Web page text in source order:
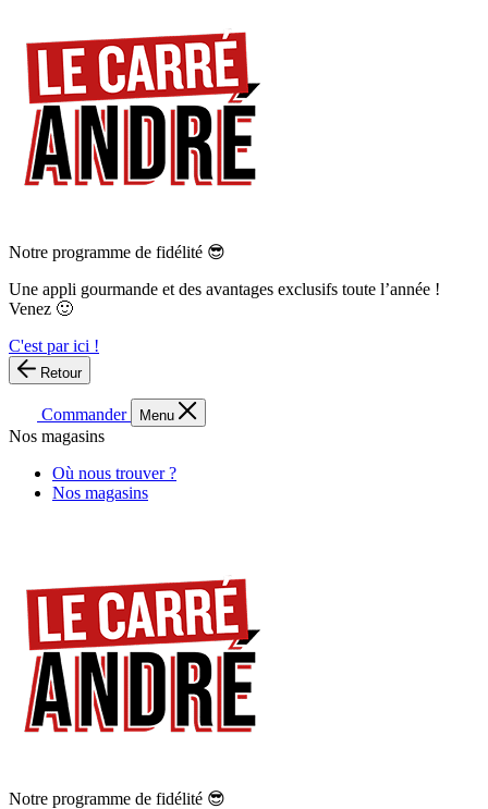
Notre programme de fidélité 😎
Une appli gourmande et des avantages exclusifs toute l’année !
Venez 🙂
C'est par ici !
Retour
Commander Menu
Nos magasins
Où nous trouver ?
Nos magasins
Notre programme de fidélité 😎